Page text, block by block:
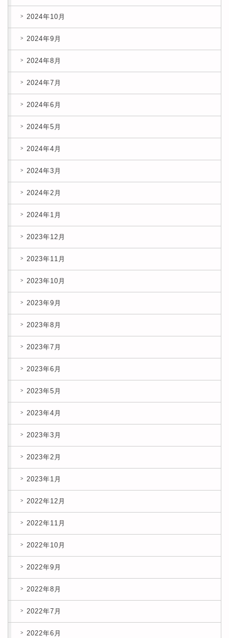
2024年10月
2024年9月
2024年8月
2024年7月
2024年6月
2024年5月
2024年4月
2024年3月
2024年2月
2024年1月
2023年12月
2023年11月
2023年10月
2023年9月
2023年8月
2023年7月
2023年6月
2023年5月
2023年4月
2023年3月
2023年2月
2023年1月
2022年12月
2022年11月
2022年10月
2022年9月
2022年8月
2022年7月
2022年6月